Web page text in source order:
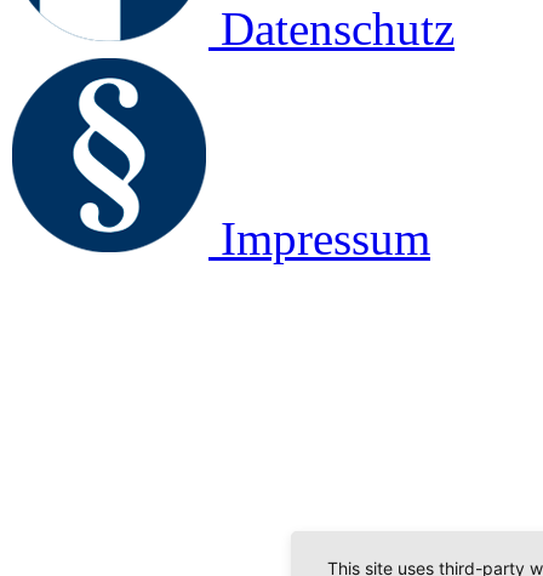
Datenschutz
Impressum
This site uses third-party